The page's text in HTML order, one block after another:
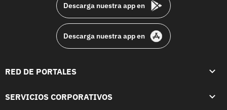
Descarga nuestra app en
Descarga nuestra app en
RED DE PORTALES
SERVICIOS CORPORATIVOS